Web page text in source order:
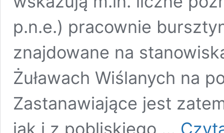
p.n.e.) pracownie
znajdowane na
Żuławach Wiślanych na
Zastanawiające jest
jak i z pobliskiego …